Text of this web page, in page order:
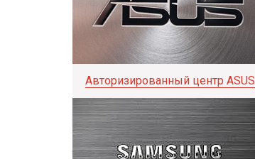
Авторизированный центр ASUS